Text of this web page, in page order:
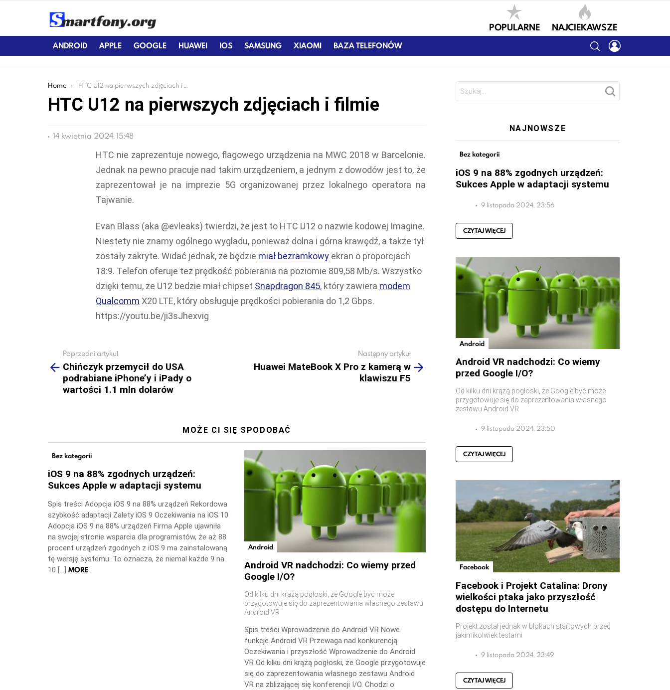
POPULARNE NAJCIEKAWSZE
ANDROID APPLE GOOGLE HUAWEI IOS SAMSUNG XIAOMI BAZA TELEFONÓW SEARCH
You are here:
Home HTC U12 na pierwszych zdjęciach i filmie
HTC U12 na pierwszych zdjęciach i filmie
14 kwietnia 2024, 15:48
HTC nie zaprezentuje nowego, flagowego urządzenia na MWC 2018 w Barcelonie.
Jednak na pewno pracuje nad takim urządzeniem, a jednym z dowodów jest to, że
zaprezentował je na imprezie 5G organizowanej przez lokalnego operatora na
Tajwanie.
Evan Blass (aka @evleaks) twierdzi, że jest to HTC U12 o nazwie kodowej Imagine.
Niestety nie znamy ogólnego wygladu, ponieważ dolna i górna krawędź, a także tył
zostały zakryte. Widać jednak, że będzie miał bezramkowy ekran o proporcjach
18:9. Telefon oferuje też prędkość pobierania na poziomie 809,58 Mb/s. Wszystko
dzięki temu, że U12 bedzie miał chipset Snapdragon 845, który zawiera modem
Qualcomm X20 LTE, który obsługuje prędkości pobierania do 1,2 Gbps.
https://youtu.be/ji3sJhexvig
more
Poprzedni artykuł
Chińczyk przemycił do USA
podrabiane iPhone’y i iPady o
wartości 1.1 mln dolarów
Następny artykuł
Huawei MateBook X Pro z kamerą w
klawiszu F5
MOŻE CI SIĘ SPODOBAĆ
Bez kategorii
iOS 9 na 88% zgodnych urządzeń:
Sukces Apple w adaptacji systemu
Spis treści Adopcja iOS 9 na 88% urządzeń Rekordowa
szybkość adaptacji Zalety iOS 9 Oczekiwania na iOS 10
Adopcja iOS 9 na 88% urządzeń Firma Apple ujawniła
na swojej stronie wsparcia dla programistów, że aż 88
procent urządzeń zgodnych z iOS 9 ma zainstalowaną
tę wersję systemu. To oznacza, że niemal każde 9 na
10 […] MORE
Android
Android VR nadchodzi: Co wiemy przed
Google I/O?
Od kilku dni krążą pogłoski, że Google być może
przygotowuje się do zaprezentowania własnego zestawu
Android VR
Spis treści Wprowadzenie do Android VR Nowe
funkcje Android VR Przewaga nad konkurencją
Oczekiwania i przyszłość Wprowadzenie do Android
VR Od kilku dni krążą pogłoski, że Google przygotowuje
się do zaprezentowania własnego zestawu Android
VR na zbliżającej się konferencji I/O. Chodzi o
NAJNOWSZE
Bez kategorii
iOS 9 na 88% zgodnych urządzeń:
Sukces Apple w adaptacji systemu
9 listopada 2024, 23:56
CZYTAJ WIĘCEJ
Android
Android VR nadchodzi: Co wiemy
przed Google I/O?
Od kilku dni krążą pogłoski, że Google być może
przygotowuje się do zaprezentowania własnego
zestawu Android VR
9 listopada 2024, 23:50
CZYTAJ WIĘCEJ
Facebook
Facebook i Projekt Catalina: Drony
wielkości ptaka jako przyszłość
dostępu do Internetu
Projekt został jednak w blokach startowych przed
jakimikolwiek testami
9 listopada 2024, 23:49
CZYTAJ WIĘCEJ